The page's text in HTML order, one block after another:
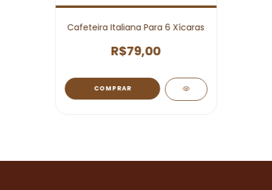
Cafeteira Italiana Para 6 Xícaras
R$79,00